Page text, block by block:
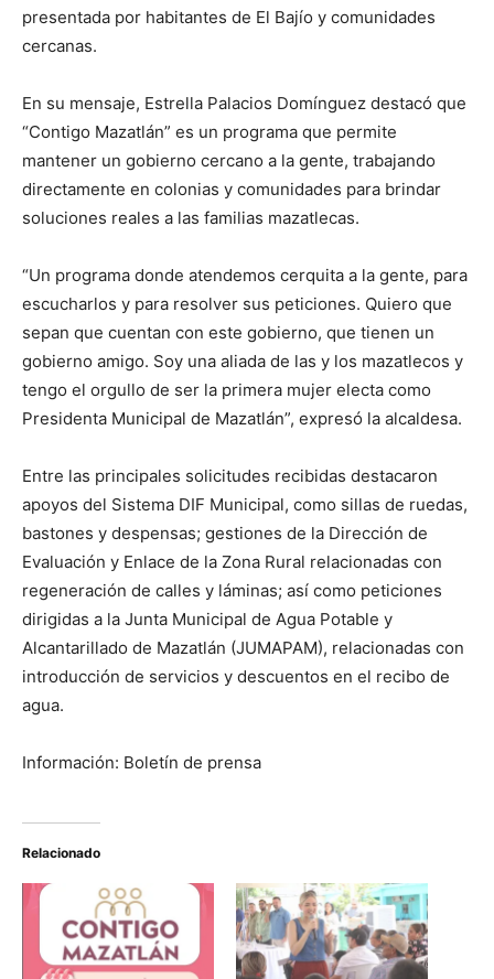
presentada por habitantes de El Bajío y comunidades
cercanas.
En su mensaje, Estrella Palacios Domínguez destacó que
“Contigo Mazatlán” es un programa que permite
mantener un gobierno cercano a la gente, trabajando
directamente en colonias y comunidades para brindar
soluciones reales a las familias mazatlecas.
“Un programa donde atendemos cerquita a la gente, para
escucharlos y para resolver sus peticiones. Quiero que
sepan que cuentan con este gobierno, que tienen un
gobierno amigo. Soy una aliada de las y los mazatlecos y
tengo el orgullo de ser la primera mujer electa como
Presidenta Municipal de Mazatlán”, expresó la alcaldesa.
Entre las principales solicitudes recibidas destacaron
apoyos del Sistema DIF Municipal, como sillas de ruedas,
bastones y despensas; gestiones de la Dirección de
Evaluación y Enlace de la Zona Rural relacionadas con
regeneración de calles y láminas; así como peticiones
dirigidas a la Junta Municipal de Agua Potable y
Alcantarillado de Mazatlán (JUMAPAM), relacionadas con
introducción de servicios y descuentos en el recibo de
agua.
Información: Boletín de prensa
Relacionado